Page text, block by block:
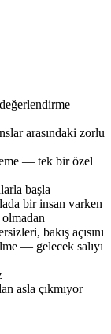
arasındaki zorlu
— tek bir özel
başla
bir insan varken
bakış açısını
— gelecek salıyı
asla çıkmıyor